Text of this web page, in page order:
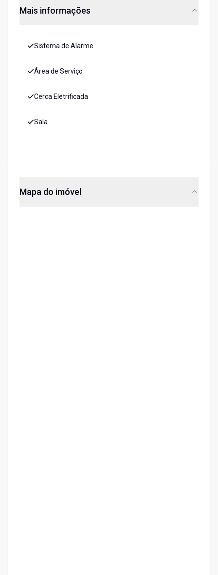
Mais informações
Sistema de Alarme
Área de Serviço
Cerca Eletrificada
Sala
Mapa do imóvel